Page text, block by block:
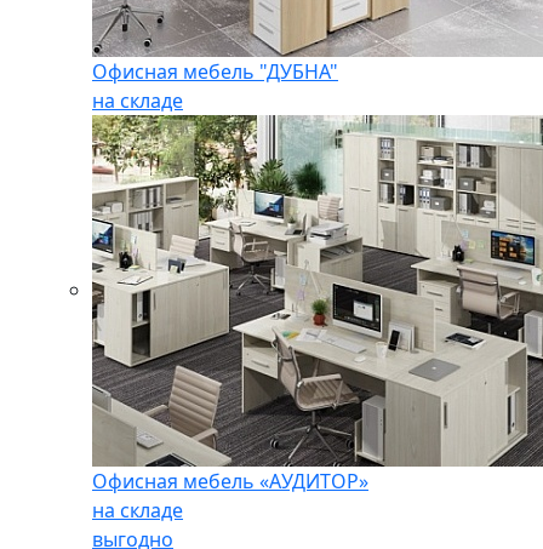
Офисная мебель "ДУБНА"
на складе
Офисная мебель «АУДИТОР»
на складе
выгодно